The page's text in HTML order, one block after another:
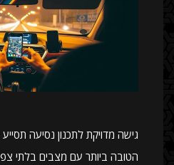
גישה מדויקת לתכנון נסיעה
הטובה ביותר עם מצבים בלתי